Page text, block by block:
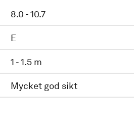
8.0 - 10.7
E
1 - 1.5 m
Mycket god sikt